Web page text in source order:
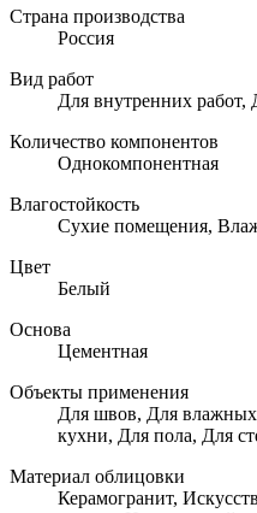
Страна производства
Россия
Вид работ
Для внутренних
Количество компонентов
Однокомпонентная
Влагостойкость
Сухие помещения,
Цвет
Белый
Основа
Цементная
Объекты применения
Для швов, Для
кухни, Для пола, Для
Материал облицовки
Керамогранит,